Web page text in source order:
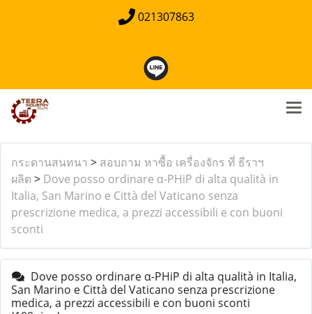
021307863
กระดานสนทนา > สอบถาม หาซื้อ เครื่องจักร ที่ ธีราฯ
ผลิต > Dove posso ordinare α-PHiP di alta qualità in
Italia, San Marino e Città del Vaticano senza
prescrizione medica, a prezzi accessibili e con buoni
sconti
Dove posso ordinare α-PHiP di alta qualità in Italia,
San Marino e Città del Vaticano senza prescrizione
medica, a prezzi accessibili e con buoni sconti